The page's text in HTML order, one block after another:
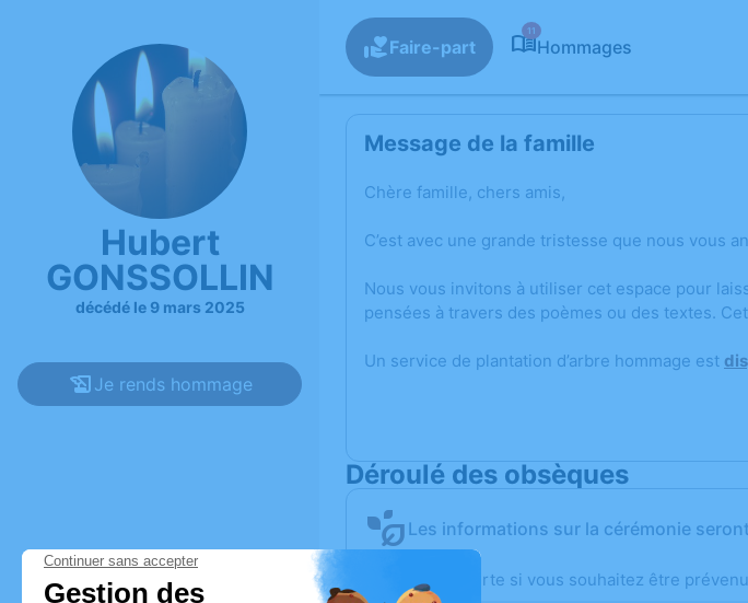
Hubert
GONSSOLLIN
décédé le 9 mars 2025
Je rends hommage
Faire-part
11
Hommages
Message de la famille
Chère famille, chers amis,
C’est avec une grande tristesse que nous vous
Nous vous invitons à utiliser cet espace pour
pensées à travers des poèmes ou des textes.
Un service de plantation d’arbre hommage est
Déroulé des obsèques
Les informations sur la cérémonie
Activez une alerte si vous souhaitez être